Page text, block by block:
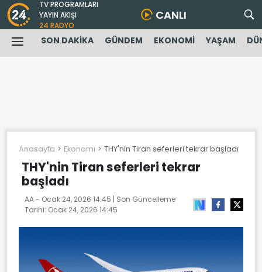
TV PROGRAMLARI
YAYIN AKIŞI
24 RADYO
CANLI
SON DAKİKA GÜNDEM EKONOMİ YAŞAM
Anasayfa Ekonomi THY'nin Tiran seferleri tekrar başladı
THY'nin Tiran seferleri tekrar
başladı
AA - Ocak 24, 2026 14:45 | Son Güncelleme
Tarihi: Ocak 24, 2026 14:45